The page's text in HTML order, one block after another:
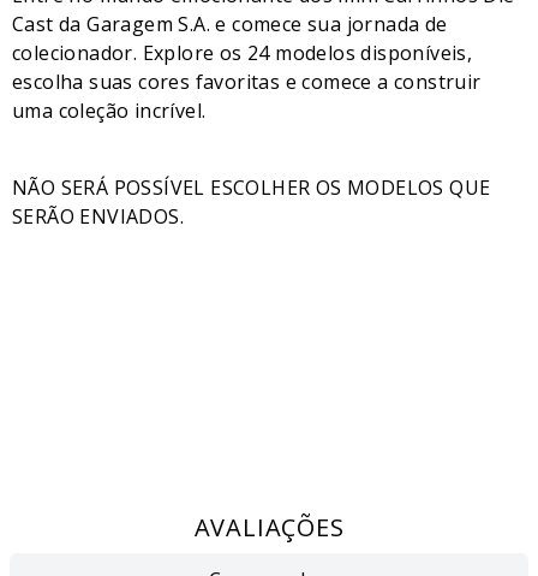
Cast da Garagem S.A. e comece sua jornada de
colecionador. Explore os 24 modelos disponíveis,
escolha suas cores favoritas e comece a construir
uma coleção incrível.
NÃO SERÁ POSSÍVEL ESCOLHER OS MODELOS QUE
SERÃO ENVIADOS.
AVALIAÇÕES